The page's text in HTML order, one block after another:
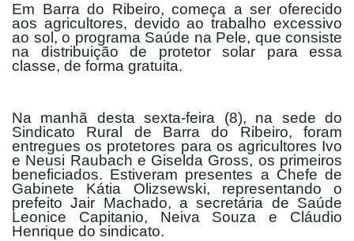
Em Barra do Ribeiro, começa a ser oferecido
aos agricultores, devido ao trabalho excessivo
ao sol, o programa Saúde na Pele, que consiste
na distribuição de protetor solar para essa
classe, de forma gratuita.
Na manhã desta sexta-feira (8), na sede do
Sindicato Rural de Barra do Ribeiro, foram
entregues os protetores para os agricultores Ivo
e Neusi Raubach e Giselda Gross, os primeiros
beneficiados. Estiveram presentes a Chefe de
Gabinete Kátia Olizsewski, representando o
prefeito Jair Machado, a secretária de Saúde
Leonice Capitanio, Neiva Souza e Cláudio
Henrique do sindicato.